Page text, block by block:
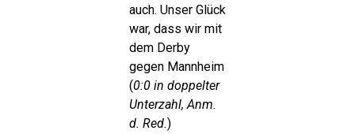
auch. Unser Glück
war, dass wir mit
dem Derby
gegen Mannheim
(0:0 in doppelter
Unterzahl, Anm.
d. Red.)